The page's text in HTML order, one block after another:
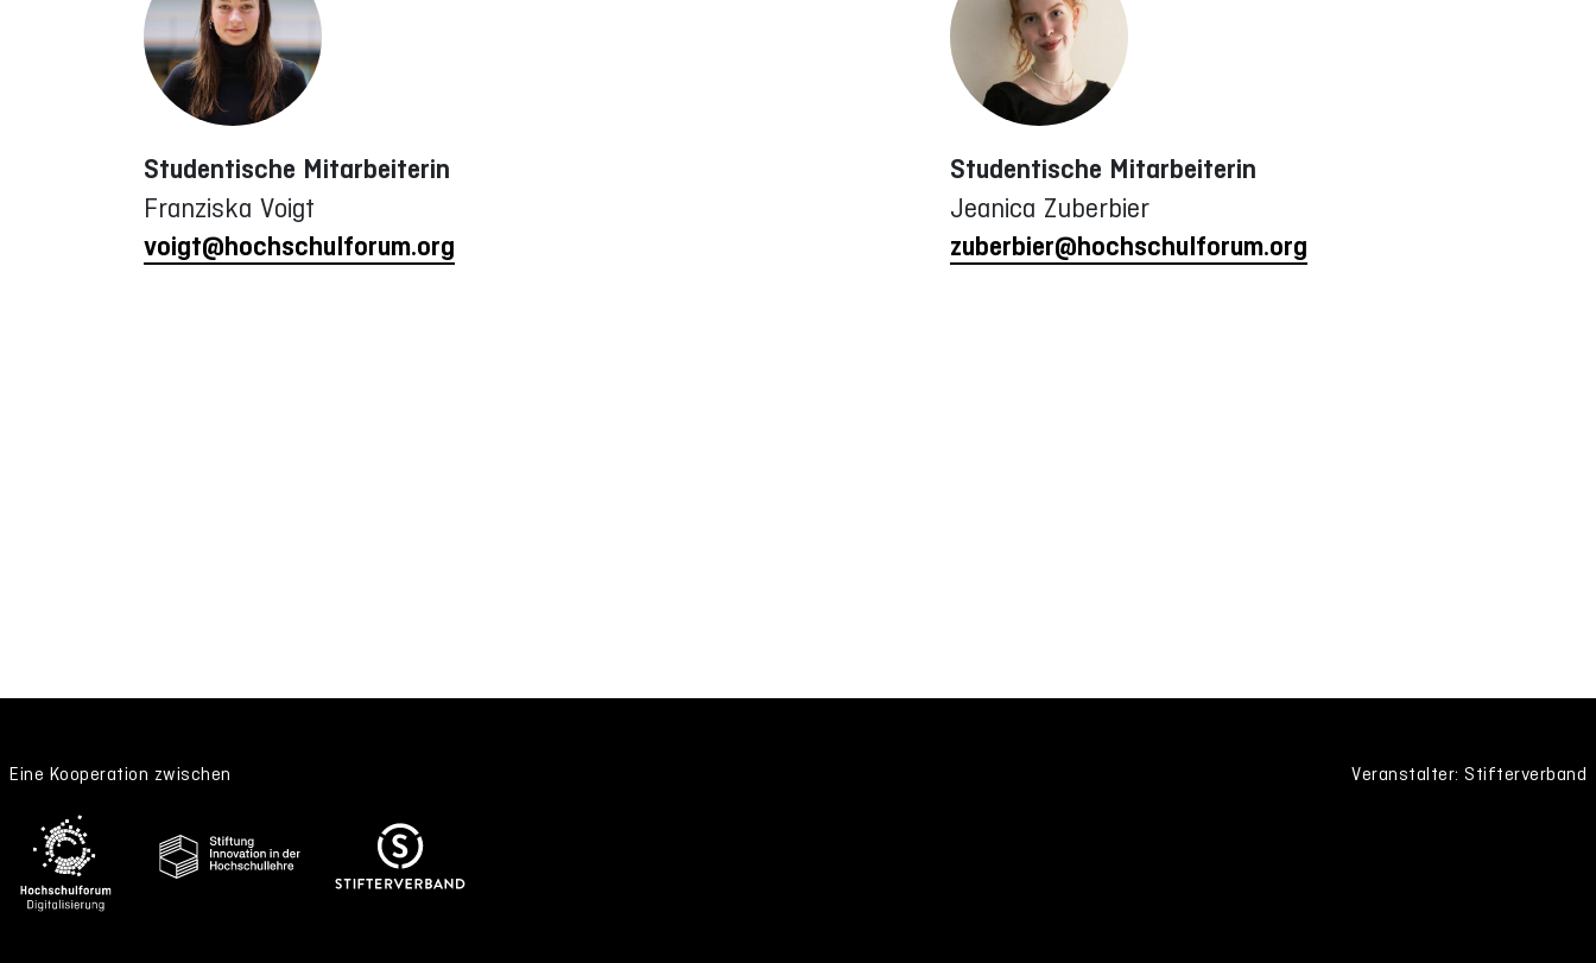
Studentische Mitarbeiterin
Franziska Voigt
voigt@hochschulforum.org
Studentische Mitarbeiterin
Jeanica Zuberbier
zuberbier@hochschulforum.org
Eine Kooperation zwischen Veranstalter: Stifterverband